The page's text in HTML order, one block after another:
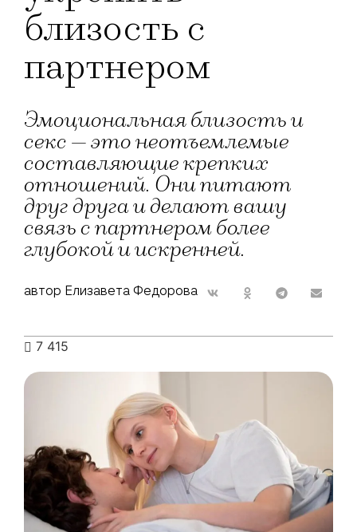
близость с
партнером
Эмоциональная близость и
секс — это неотъемлемые
составляющие крепких
отношений. Они питают
друг друга и делают вашу
связь с партнером более
глубокой и искренней.
автор Елизавета Федорова
7 415